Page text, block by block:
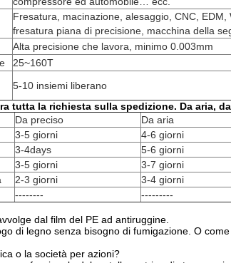
Fresatura, macinazione, alesaggio, CNC, EDM,
fresatura piana di precisione, macchina della
Alta precisione che lavora, minimo 0.003mm
25~160T
5-10 insiemi liberano
tutta la richiesta sulla spedizione. Da aria,
Da preciso
Da aria
3-5 giorni 4-6 giorni
3-4days 5-6 giorni
3-5 giorni 3-7 giorni
2-3 giorni 3-4 giorni
-------- ---------
dal film del PE ad antiruggine.
di legno senza bisogno di fumigazione . O
o la società per azioni?